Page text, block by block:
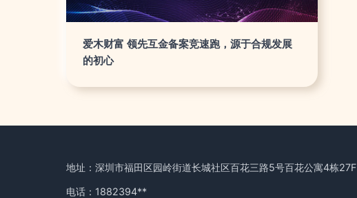
爱木财富 领先互金备案竞速跑，源于合规发展
的初心
地址：深圳市福田区园岭街道长城社区百花三路5号百花公寓4栋27F
电话：1882394**